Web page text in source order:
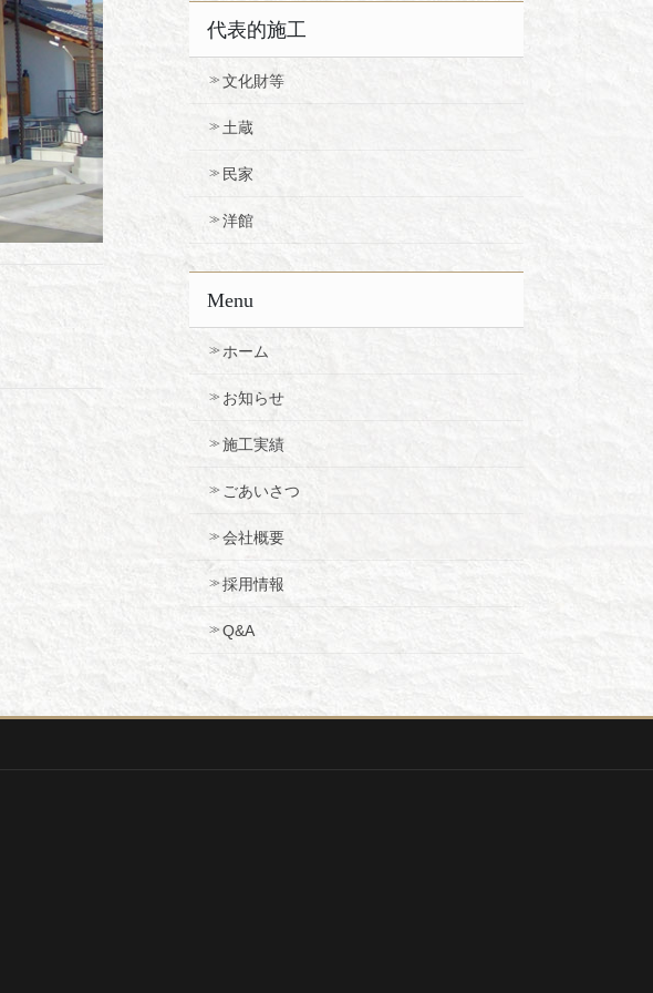
代表的施工
文化財等
土蔵
民家
洋館
Menu
ホーム
お知らせ
施工実績
ごあいさつ
会社概要
採用情報
Q&A